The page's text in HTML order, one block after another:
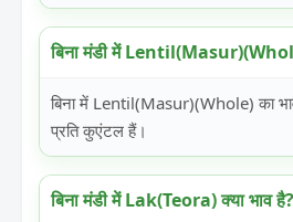
बिना मंडी में
बिना में Lentil(Masur)(Whole) का
प्रति कुएंटल हैं।
बिना मंडी में Lak(Teora) क्या भाव है?